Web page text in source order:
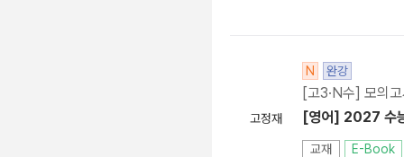
고정재
N 완강
[고3·N수] 모의
[영어] 2027 수
교재 E-Book